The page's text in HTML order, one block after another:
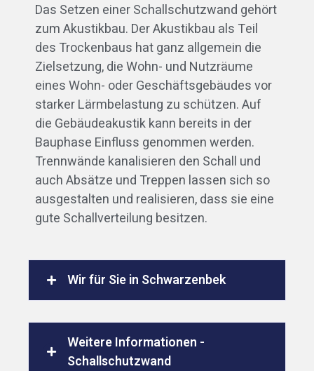
Das Setzen einer Schallschutzwand gehört
zum Akustikbau. Der Akustikbau als Teil
des Trockenbaus hat ganz allgemein die
Zielsetzung, die Wohn- und Nutzräume
eines Wohn- oder Geschäftsgebäudes vor
starker Lärmbelastung zu schützen. Auf
die Gebäudeakustik kann bereits in der
Bauphase Einfluss genommen werden.
Trennwände kanalisieren den Schall und
auch Absätze und Treppen lassen sich so
ausgestalten und realisieren, dass sie eine
gute Schallverteilung besitzen.
Wir für Sie in Schwarzenbek
Weitere Informationen -
Schallschutzwand